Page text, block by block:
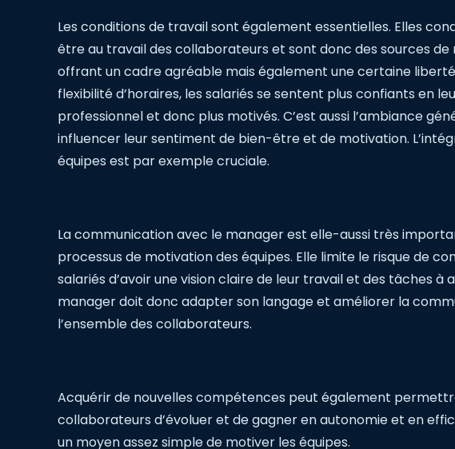
Les conditions de travail sont également essentielles. Elles
être au travail des collaborateurs et sont donc des sources de
offrant un cadre agréable mais également une certaine
flexibilité d’horaires, les salariés se sentent plus confiants en
professionnel et donc plus motivés. C’est aussi l’ambiance
influencer leur sentiment de bien-être et de motivation.
équipes est par exemple cruciale.
La communication avec le manager est elle-aussi très
processus de motivation des équipes. Elle limite le risque de
salariés d’avoir une vision claire de leur travail et des tâches à
manager doit donc adapter son langage et améliorer la
l’ensemble des collaborateurs.
Acquérir de nouvelles compétences peut également
collaborateurs d’évoluer et de gagner en autonomie et en
un moyen assez simple de motiver les équipes.